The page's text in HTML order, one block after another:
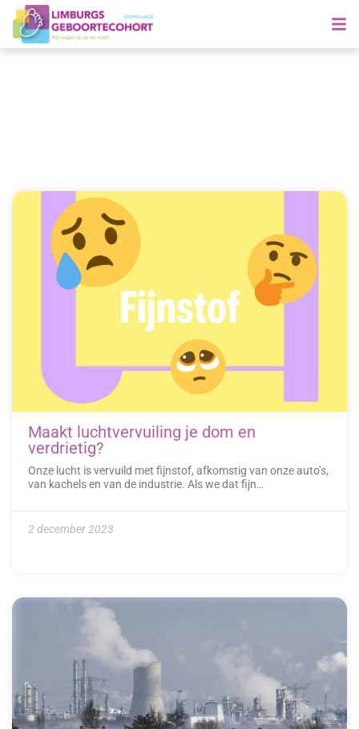
Maakt luchtvervuiling je dom en
verdrietig?
Onze lucht is vervuild met fijnstof, afkomstig van onze auto’s,
van kachels en van de industrie. Als we dat fijn…
2 december 2023